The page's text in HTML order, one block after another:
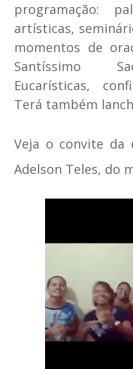
programação:
artísticas,
momentos de
Santíssimo
Eucarísticas,
Terá também
Veja o convite da
Adelson Teles, do